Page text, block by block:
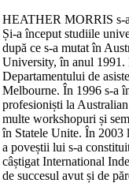
HEATHER MORRIS s-
Și-a început studiile
după ce s-a mutat în
University, în anul 1991.
Departamentului de
Melbourne. În 1996 s-a
profesioniști la
multe workshopuri și
în Statele Unite. În 2003
a poveștii lui s-a
câștigat International
de succesul avut și de